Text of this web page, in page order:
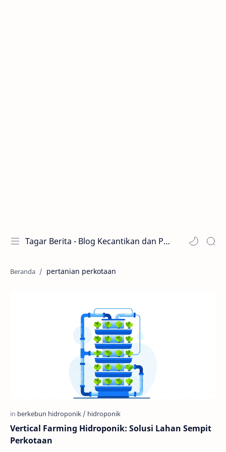
Tagar Berita - Blog Kecantikan dan Perawatan
pertanian perkotaan
Vertical Farming Hidroponik: Solusi Lahan Sempit
Perkotaan